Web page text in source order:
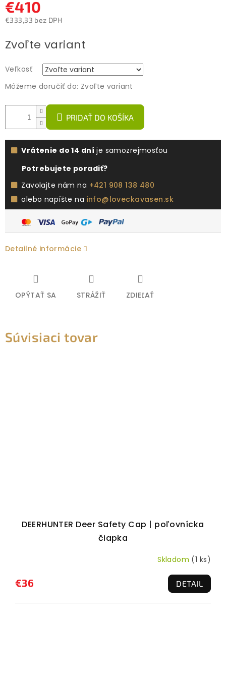
€410
€333,33 bez DPH
cena:
Zvoľte variant
Veľkosť
Môžeme doručiť do: Zvoľte variant
PRIDAŤ DO KOŠÍKA
Vrátenie do 14 dní je samozrejmosťou
Potrebujete poradiť?
Zavolajte nám na +421 908 138 480
alebo napíšte na info@loveckavasen.sk
Detailné informácie
OPÝTAŤ SA STRÁŽIŤ ZDIEĽAŤ
Súvisiaci tovar
DEERHUNTER Deer Safety Cap | poľovnícka
čiapka
Skladom (1 ks)
€36 DETAIL